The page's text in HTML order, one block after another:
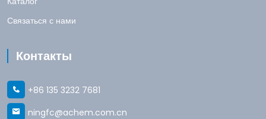
Связаться с нами
Контакты
+86 135 3232 7681
ningfc@achem.com.cn